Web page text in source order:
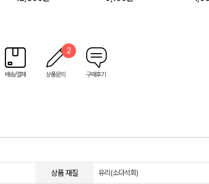
배송/결제 상품문의
2
구매후기
상품 재질 유리(소다석회)